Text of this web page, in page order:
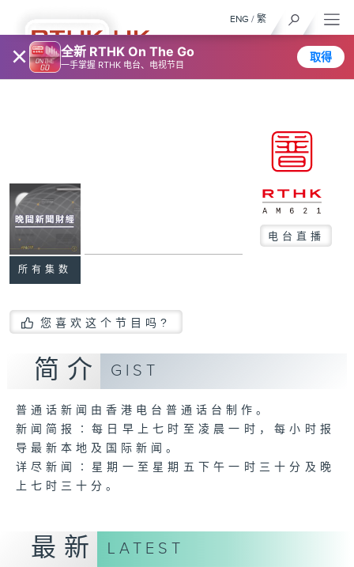
× 全新 RTHK On The Go
一手掌握 RTHK 电台、电视节目
取得
ENG / 繁
所有集数
电台直播
您喜欢这个节目吗?
简介 GIST
普通话新闻由香港电台普通话台制作。
新闻简报∶每日早上七时至凌晨一时，每小时报
导最新本地及国际新闻。
详尽新闻∶星期一至星期五下午一时三十分及晚
上七时三十分。
最新 LATEST